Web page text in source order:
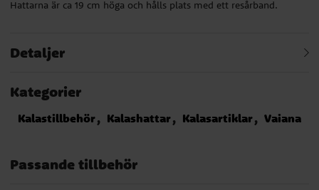
Hattarna är ca 19 cm höga och hålls plats med ett resårband.
Detaljer
Kategorier
Kalastillbehör Kalashattar Kalasartiklar Vaiana
Passande tillbehör